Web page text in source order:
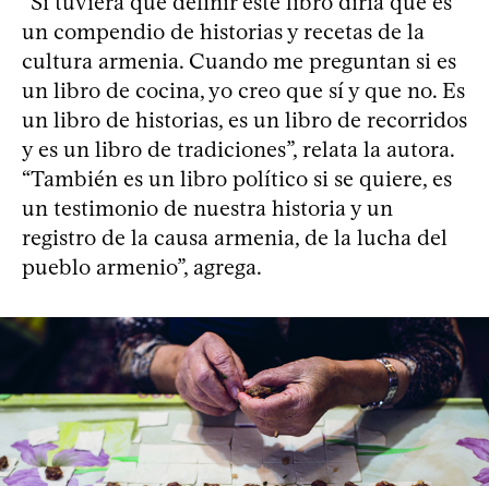
un compendio de historias y recetas de la
cultura armenia. Cuando me preguntan si es
un libro de cocina, yo creo que sí y que no. Es
un libro de historias, es un libro de recorridos
y es un libro de tradiciones”, relata la autora.
“También es un libro político si se quiere, es
un testimonio de nuestra historia y un
registro de la causa armenia, de la lucha del
pueblo armenio”, agrega.